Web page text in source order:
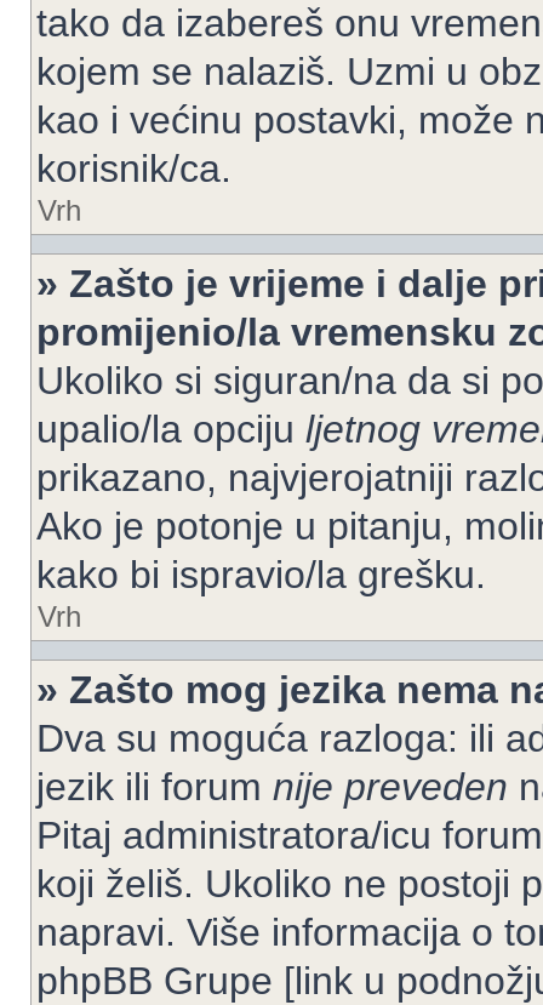
tako da izabereš onu
kojem se nalaziš. Uzmi u
kao i većinu postavki, može
korisnik/ca.
Vrh
» Zašto je vrijeme i dalje
promijenio/la vremensku
Ukoliko si siguran/na da si
upalio/la opciju ljetnog
prikazano, najvjerojatniji
Ako je potonje u pitanju,
kako bi ispravio/la grešku.
Vrh
» Zašto mog jezika nema
Dva su moguća razloga: ili
jezik ili forum nije preveden
Pitaj administratora/icu
koji želiš. Ukoliko ne postoji
napravi. Više informacija o
phpBB Grupe [link u